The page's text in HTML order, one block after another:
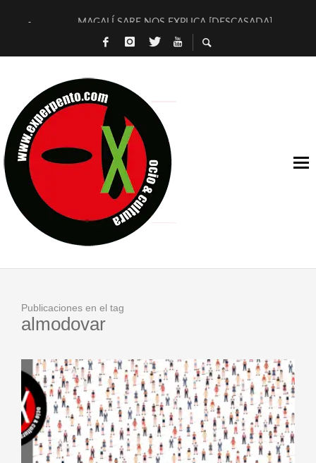
MAGALÍ SARE NOS EXPLICA [DESCASADA]
«NO TENGO PUTOS SUEÑOS»
[LA BOLA NEGRA] DE JAVIER CALVO Y JAVIER AMBROSSI
OSLO OVNIES LLEGAN CORRIENDO A ARANDA
FÉLIX CALVO NOS PRESENTA [LAS PALMERAS] (NOVELA
[EL SER QUERIDO] DE RODRIGO SOROGOYEN
ENTREVISTA A IVÁN HUMANES POR [EL LIBRO ROJO]
ARRABAL, ARRABAL, ARRABAL, ARRABEAUX
Publicaciones en el tag
almodovar